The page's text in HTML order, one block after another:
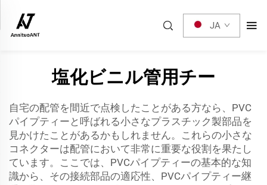
JA
塩化ビニル管用チー
自宅の配管を間近で点検したことがある方なら、PVC
パイプティーと呼ばれる小さなプラスチック製部品を
見かけたことがあるかもしれません。これらの小さな
コネクターは配管において非常に重要な役割を果たし
ています。ここでは、PVCパイプティーの基本的な知
識から、その接続部品の適応性、PVCパイプティー継